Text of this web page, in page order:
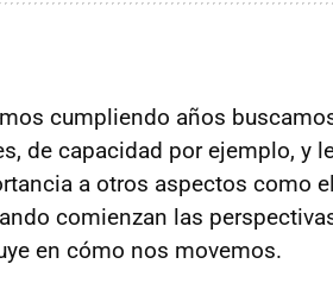
cumpliendo años
de capacidad por ejemplo, y
a otros aspectos como
comienzan las
en cómo nos movemos.